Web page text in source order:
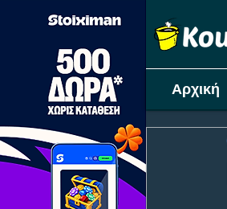
Αρχική